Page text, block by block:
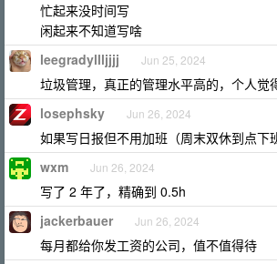
忙起来没时间写
闲起来不知道写啥
leegradyllljjjj Jun 25, 2024
垃圾管理，真正的管理水平高的，个人觉
losephsky Jun 26, 2024
如果写日报但不用加班（周末双休到点下
wxm Jun 26, 2024
写了 2 年了，精确到 0.5h
jackerbauer Jun 26, 2024
每月都给你发工资的公司，值不值得待